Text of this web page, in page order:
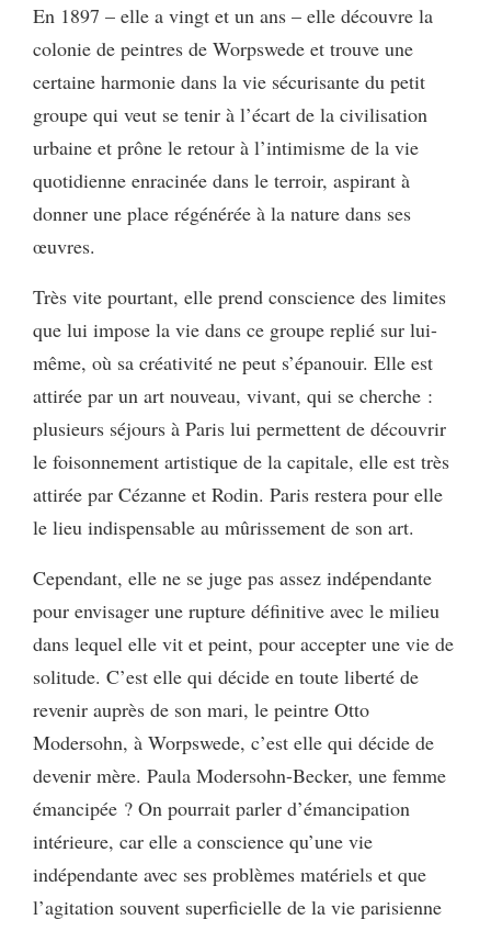
En 1897 – elle a vingt et un ans – elle découvre la
colonie de peintres de Worpswede et trouve une
certaine harmonie dans la vie sécurisante du petit
groupe qui veut se tenir à l’écart de la civilisation
urbaine et prône le retour à l’intimisme de la vie
quotidienne enracinée dans le terroir, aspirant à
donner une place régénérée à la nature dans ses
œuvres.
Très vite pourtant, elle prend conscience des limites
que lui impose la vie dans ce groupe replié sur lui-
même, où sa créativité ne peut s’épanouir. Elle est
attirée par un art nouveau, vivant, qui se cherche :
plusieurs séjours à Paris lui permettent de découvrir
le foisonnement artistique de la capitale, elle est très
attirée par Cézanne et Rodin. Paris restera pour elle
le lieu indispensable au mûrissement de son art.
Cependant, elle ne se juge pas assez indépendante
pour envisager une rupture définitive avec le milieu
dans lequel elle vit et peint, pour accepter une vie de
solitude. C’est elle qui décide en toute liberté de
revenir auprès de son mari, le peintre Otto
Modersohn, à Worpswede, c’est elle qui décide de
devenir mère. Paula Modersohn-Becker, une femme
émancipée ? On pourrait parler d’émancipation
intérieure, car elle a conscience qu’une vie
indépendante avec ses problèmes matériels et que
l’agitation souvent superficielle de la vie parisienne